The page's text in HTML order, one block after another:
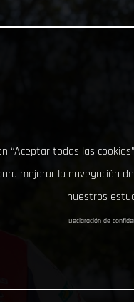
“Aceptar todas las
mejorar la navegación
nuestros
Declaración de